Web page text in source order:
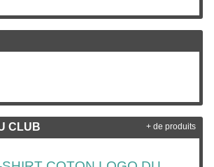
CLUB + de produits